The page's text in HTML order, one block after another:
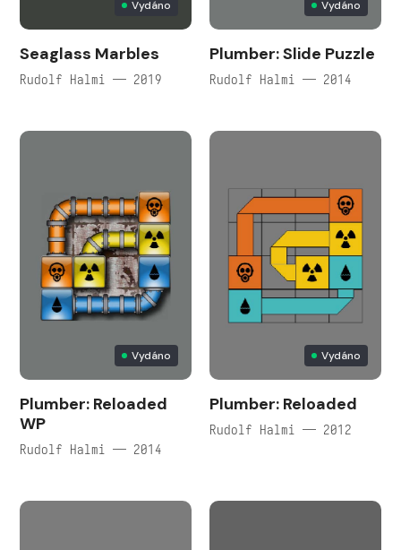
Vydáno
Seaglass Marbles
Rudolf Halmi — 2019
Vydáno
Plumber: Slide Puzzle
Rudolf Halmi — 2014
Vydáno
Plumber: Reloaded
WP
Rudolf Halmi — 2014
Vydáno
Plumber: Reloaded
Rudolf Halmi — 2012